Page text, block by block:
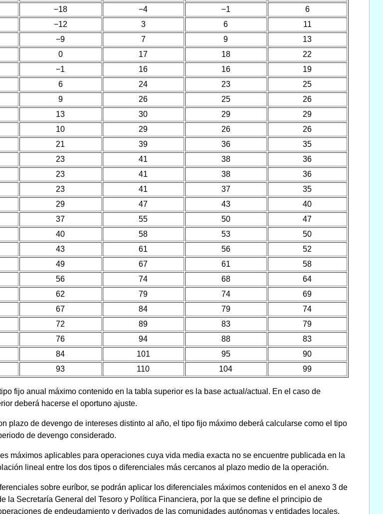
−18 −4 −1
6
−12 3 6
11
−9 7 9
13
0 17 18
22
−1 16 16
19
6 24 23
25
9 26 25
26
13 30 29
29
10 29 26
26
21 39 36
35
23 41 38
36
23 41 38
36
23 41 37
35
29 47 43
40
37 55 50
47
40 58 53
50
43 61 56
52
49 67 61
58
56 74 68
64
62 79 74
69
67 84 79
74
72 89 83
79
76 94 88
83
84 101 95
90
93 110 104 99
fijo anual máximo contenido en la tabla superior es la base actual/actual. En el caso de
deberá hacerse el oportuno ajuste.
plazo de devengo de intereses distinto al año, el tipo fijo máximo deberá calcularse como el tipo
de devengo considerado.
máximos aplicables para operaciones cuya vida media exacta no se encuentre publicada en la
lineal entre los dos tipos o diferenciales más cercanos al plazo medio de la operación.
sobre euríbor, se podrán aplicar los diferenciales máximos contenidos en el anexo 3 de
la Secretaría General del Tesoro y Política Financiera, por la que se define el principio de
de endeudamiento y derivados de las comunidades autónomas y entidades locales.